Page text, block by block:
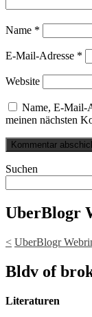
Name *
E-Mail-Adresse *
Website
Name, E-Mail-
meinen nächsten
Suchen
UberBlogr
< UberBlogr
Bldv of
Literaturen